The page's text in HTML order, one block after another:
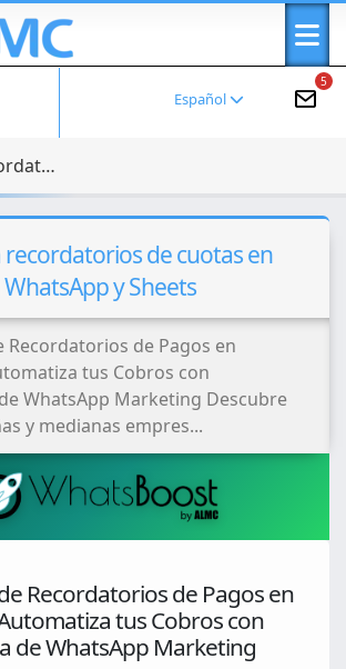
5
Español
Automatiza recordatorios de cuotas en España con WhatsApp y Sheets
de cuotas en
y Sheets
Recordatorios de Pagos en
tus Cobros con
WhatsApp Marketing Descubre
y medianas empres...
Recordatorios de Pagos en
tus Cobros con
de WhatsApp Marketing